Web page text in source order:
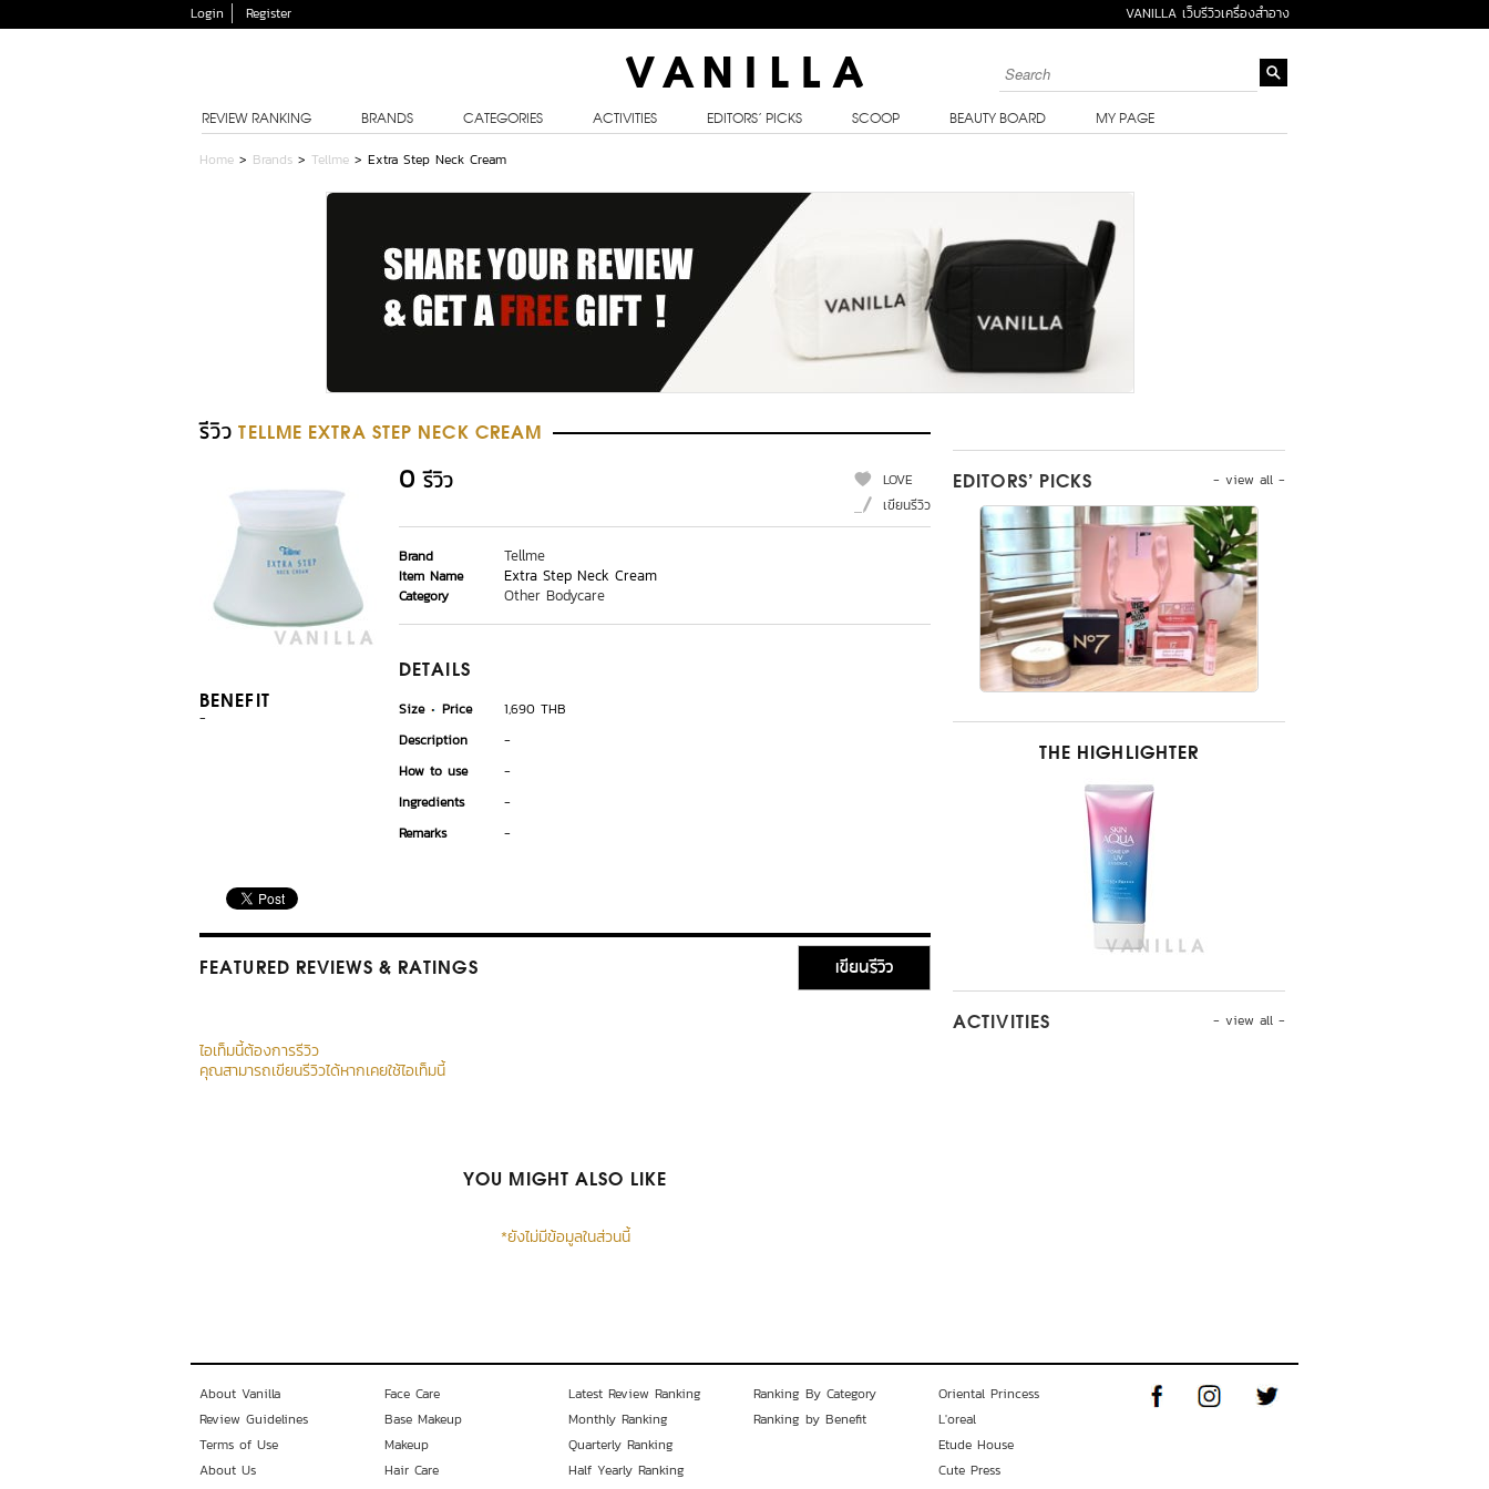
Login Register VANILLA เว็บรีวิวเครื่องสำอาง
REVIEW RANKING BRANDS CATEGORIES ACTIVITIES EDITORS’ PICKS SCOOP BEAUTY BOARD MY PAGE
Home > Brands > Tellme > Extra Step Neck Cream
รีวิว TELLME EXTRA STEP NECK CREAM
BENEFIT
-
0 รีวิว
LOVE
เขียนรีวิว
Brand Tellme
Item Name Extra Step Neck Cream
Category Other Bodycare
DETAILS
Size Price
1,690 THB
Description
-
How to use
-
Ingredients
-
Remarks
-
FEATURED REVIEWS & RATINGS เขียนรีวิว
ไอเท็มนี้ต้องการรีวิว
คุณสามารถเขียนรีวิวได้หากเคยใช้ไอเท็มนี้
YOU MIGHT ALSO LIKE
*ยังไม่มีข้อมูลในส่วนนี้
- view all -
EDITORS’ PICKS
THE HIGHLIGHTER
- view all -
ACTIVITIES
About Vanilla
Review Guidelines
Terms of Use
About Us
Face Care
Base Makeup
Makeup
Hair Care
Latest Review Ranking
Monthly Ranking
Quarterly Ranking
Half Yearly Ranking
Ranking By Category
Ranking by Benefit
Oriental Princess
L'oreal
Etude House
Cute Press